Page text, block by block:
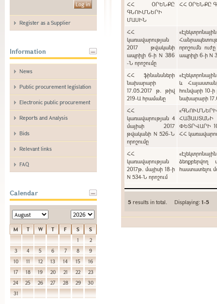
Register as a Supplier
Information
News
Public procurement legislation
Electronic public procurement
Reports and Analysis
Bids
Relevant links
FAQ
Calendar
M T W T F S
S
1
2
3
4 5 6 7 8
9
10
11 12 13 14 15
16
17
18 19 20 21 22
23
24
25 26 27 28 29
30
31
ՀՀ ՕՐԵՆՔԸ
ԳՆՈՒՄՆԵՐԻ
ՄԱՍԻՆ
ՀՀ ՕՐԵՆՔԸ
ՀՀ
կառավարության
2017 թվականի
ապրիլի 6-ի N 386
-Ն որոշումը
որոշումն
ապրիլի 6-ի N
ՀՀ ֆինանսների
նախարարի
17.05.2017 թ. թիվ
219-Ա հրամանը
և
հունվարի 10-
նախարարի
ՀՀ
կառավարության 4
մայիսի 2017
թվականի N 526-Ն
որոշումը
ՓԵՏՐՎԱՐԻ
ՀՀ
ՀՀ
կառավարության
2017թ. մայիսի 18-ի
N 534-Ն որոշում
ձեռքբերվող
հաստատելու
5 results in total. Displaying:1-5